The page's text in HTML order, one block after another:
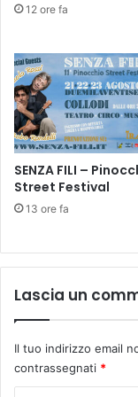
O
N
I
S
T
I
D
I
"
B
C
O
K
"
12 ore fa
SENZA FILI –
Street Festival
13 ore fa
Lascia un
Il tuo indirizzo email
contrassegnati *